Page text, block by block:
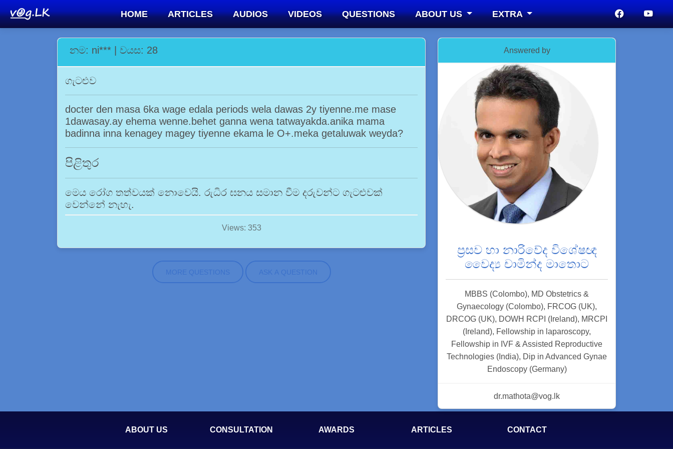
HOME ARTICLES AUDIOS VIDEOS QUESTIONS ABOUT US EXTRA
නම: ni*** | වයස: 28
ගැටළුව
docter den masa 6ka wage edala periods wela dawas 2y tiyenne.me mase
1dawasay.ay ehema wenne.behet ganna wena tatwayakda.anika mama
badinna inna kenagey magey tiyenne ekama le O+.meka getaluwak weyda?
පිළිතුර
මෙය රෝග තත්වයක් නොවෙයි. රුධිර ඝනය සමාන වීම දරුවන්ට ගැටළුවක්
වෙන්නේ නැහැ.
Views: 353
MORE QUESTIONS ASK A QUESTION
Answered by
ප්‍රසව හා නාරිවේද විශේෂඥ
වෛද්‍ය චාමින්ද මාතොට
MBBS (Colombo), MD Obstetrics &
Gynaecology (Colombo), FRCOG (UK),
DRCOG (UK), DOWH RCPI (Ireland), MRCPI
(Ireland), Fellowship in laparoscopy,
Fellowship in IVF & Assisted Reproductive
Technologies (India), Dip in Advanced Gynae
Endoscopy (Germany)
dr.mathota@vog.lk
ABOUT US CONSULTATION AWARDS ARTICLES CONTACT